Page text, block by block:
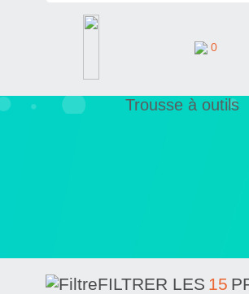
0
Trousse à outils
FILTRER LES 15